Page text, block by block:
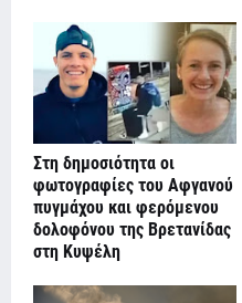
Στη δημοσιότητα οι
φωτογραφίες του Αφγανού
πυγμάχου και φερόμενου
δολοφόνου της Βρετανίδας
στη Κυψέλη